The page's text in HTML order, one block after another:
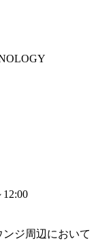
ジ周辺において